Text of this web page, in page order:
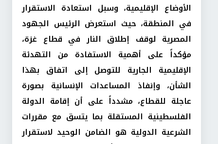
الأوضاع الإقليمية، وسبل استعادة الاستقرار
في المنطقة، حيث استعرض الرئيس الجهود
المصرية لوقف إطلاق النار في قطاع غزة،
مؤكداً على أهمية الاستفادة من التهدئة
الإقليمية الجارية للتوصل إلى اتفاق بهذا
الشأن، وإنفاذ المساعدات الإنسانية بصورة
عاجلة للقطاع، مشدداً على أن إقامة الدولة
الفلسطينية المستقلة بما يتسق مع مقررات
الشرعية الدولية هو الضامن الوحيد لاستقرار